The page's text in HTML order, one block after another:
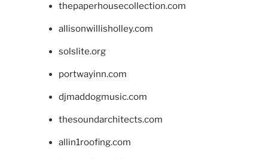
thepaperhousecollection.com
allisonwillisholley.com
solslite.org
portwayinn.com
djmaddogmusic.com
thesoundarchitects.com
allin1roofing.com